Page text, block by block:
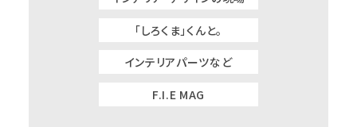
「しろくま」くんと。
インテリアパーツなど
F.I.E MAG